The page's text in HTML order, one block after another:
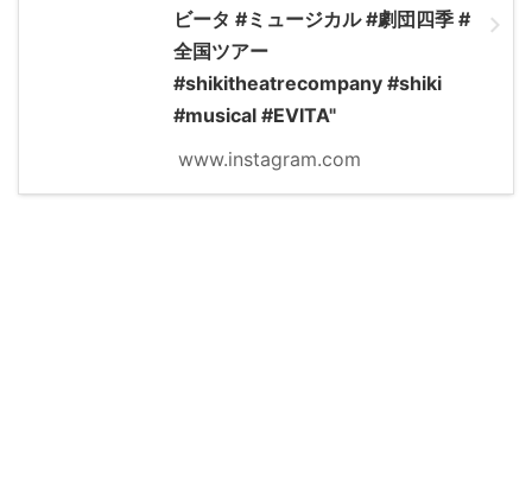
ビータ #ミュージカル #劇団四季 #
全国ツアー
#shikitheatrecompany #shiki
#musical #EVITA"
www.instagram.com